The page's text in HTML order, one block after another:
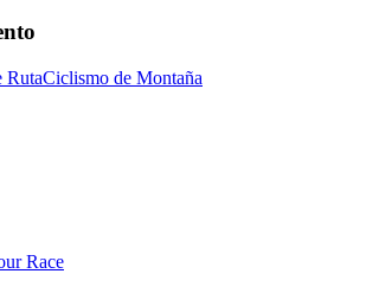
RutaCiclismo de Montaña
Race